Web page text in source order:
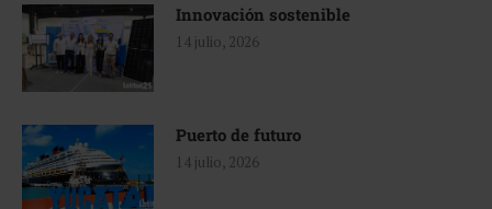
Innovación sostenible
14 julio, 2026
Puerto de futuro
14 julio, 2026